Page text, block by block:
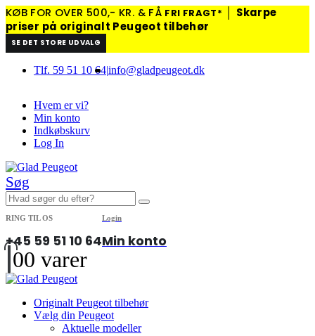
KØB FOR OVER 500,- KR. & FÅ FRI FRAGT*
Skarpe
priser på originalt Peugeot tilbehør
SE DET STORE UDVALG
Tlf. 59 51 10 64|info@gladpeugeot.dk
Hvem er vi?
Min konto
Indkøbskurv
Log In
Søg
RING TIL OS
+45 59 51 10 64
Login
Min konto
00 varer
Originalt Peugeot tilbehør
Vælg din Peugeot
Aktuelle modeller